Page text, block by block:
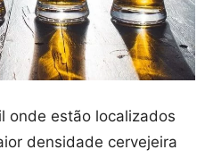
onde estão localizados
densidade cervejeira